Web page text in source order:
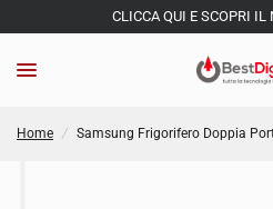
CLICCA QUI E SCOPRI IL
Home / Samsung Frigorifero Doppia